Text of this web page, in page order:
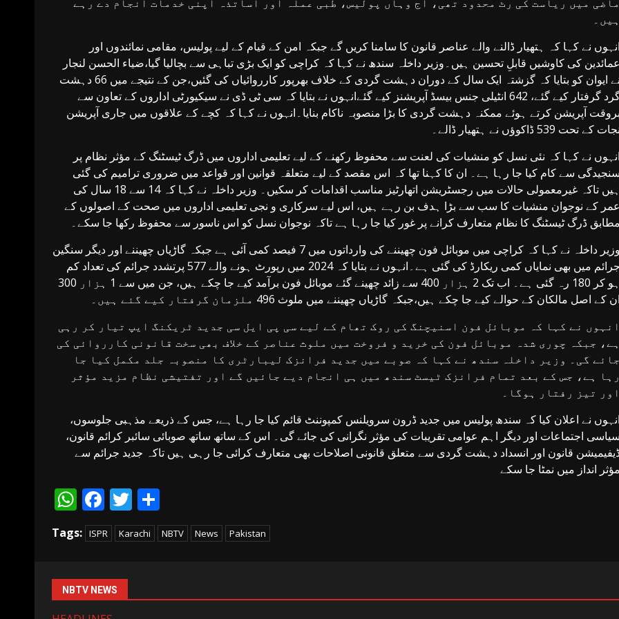
ہیں۔
انہوں نے کہا کہ ہتھیار ڈالنے والے عناصر قانون کا سامنا کریں گے جبکہ امن کے قیام کے لیے پولیس، مقامی نمائندوں اور
عمائدین کی کاوشیں قابلِ تحسین ہیں۔وزیر داخلہ سندھ نے کہا کہ کراچی کو ایک بڑی تباہی سے بچالیا گیا،ضیاء الحسن لنجار
نے ایوان کو بتایا کہ گزشتہ ایک سال کے دوران دہشت گردی کے خلاف بھرپور کارروائیاں کی گئیں،جن کے نتیجے میں 66 دہشت
گرد گرفتار کیے گئے، 642 انٹیلی جنس بیسڈ آپریشنز کیے گئےانہوں نے بتایا کہ سی ٹی ڈی نے سیکیورٹی اداروں کے تعاون سے
بروقت آپریشن کرتے ہوئے ممکنہ دہشت گردی کا بڑا منصوبہ ناکام بنایا۔انہوں نے کہا کہ کچے کے علاقوں میں جاری آپریشن
نجات کے تحت 539 ڈاکوؤں نے ہتھیار ڈالے۔
انہوں نے کہا کہ نئی نسل کو منشیات کی لعنت سے محفوظ رکھنے کے لیے تعلیمی اداروں میں ڈرگ ٹیسٹنگ کے مؤثر نظام پر
سنجیدگی سے کام کیا جا رہا ہے۔ ان کا کہنا تھا کہ اس مقصد کے لیے متعلقہ قوانین اور قواعد میں ضروری ترامیم کی گئی
ہیں تاکہ غیرمعمولی حالات میں رجسٹریشن اتھارٹیز مناسب اقدامات کر سکیں۔ وزیر داخلہ نے کہا کہ 14 سے 18 سال کی
عمر کے نوجوان منشیات کا سب سے بڑا ہدف بن رہے ہیں، اس لیے سرکاری و نجی تعلیمی اداروں میں صحت کے اصولوں کے
مطابق ڈرگ ٹیسٹنگ کا نظام متعارف کرانے پر غور کیا جا رہا ہے تاکہ نوجوان نسل کو اس ناسور سے محفوظ رکھا جا سکے۔
وزیر داخلہ نے کہا کہ کراچی میں موبائل فون چھیننے کی وارداتوں میں 7 فیصد کمی آئی ہے جبکہ گاڑیاں چھیننے اور دیگر سنگین
جرائم میں بھی نمایاں کمی ریکارڈ کی گئی ہے۔انہوں نے بتایا کہ 2024 میں رپورٹ ہونے والے 577 پرتشدد جرائم کی تعداد کم
ہو کر 180 رہ گئی ہے۔ اب تک 2 ہزار 400 سے زائد چھینے گئے موبائل فون برآمد کیے جا چکے ہیں، جن میں سے 1 ہزار 300
ان کے اصل مالکان کے حوالے کیے جا چکے ہیں،جبکہ گاڑیاں چھیننے میں ملوث 496 ملزمان گرفتار کیے گئے ہیں۔
انہوں نے کہا کہ موبائل فون اسنیچنگ کی روک تھام کے لیے سی پی ایل سی جدید ٹریکنگ ایپ تیار کر رہی
ہے، جبکہ چوری شدہ موبائل فون کی خرید و فروخت میں ملوث عناصر کے خلاف بھی سخت قانونی کارروائی کی
جائے گی۔ وزیر داخلہ سندھ نے کہا کہ صوبے میں جدید فرانزک لیبارٹری کا منصوبہ جلد مکمل کیا جا
رہا ہے، جس کے بعد تمام فرانزک ٹیسٹ سندھ میں ہی انجام دیے جائیں گے اور تفتیشی نظام مزید مؤثر
اور تیز رفتار ہوگا۔
انہوں نے اعلان کیا کہ سندھ پولیس میں جدید ڈرون سرویلنس کمپوننٹ قائم کیا جا رہا ہے، جس کے ذریعے مذہبی جلوسوں،
سیاسی اجتماعات اور دیگر اہم عوامی تقریبات کی مؤثر نگرانی کی جائے گی۔ اس کے ساتھ ساتھ صوبائی سائبر کرائم قانون،
قانون اور انسداد دہشت گردی سے متعلق قانونی اصلاحات بھی متعارف کرائی جا رہی ہیں تاکہ جدید جرائم سے
مؤثر انداز میں نمٹا جا سکے
WhatsApp
Facebook
Twitter
Tags: ISPR Karachi NBTV News Pakistan
NBTV NEWS